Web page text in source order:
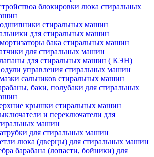
блокировки люка стиральных
стиральных машин
для стиральных машин
бака стиральных машин
для стиральных машин
для стиральных машин ( КЭН)
управления стиральных машин
сальников стиральных машин
баки, полубаки для стиральных
крышки стиральных машин
и переключатели для
машин
для стиральных машин
люка (дверцы) для стиральных машин
барабана (лопасти, бойники) для